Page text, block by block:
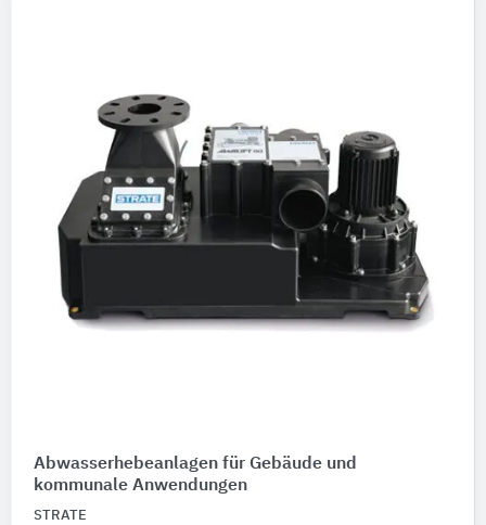
Abwasserhebeanlagen für Gebäude und
kommunale Anwendungen
STRATE